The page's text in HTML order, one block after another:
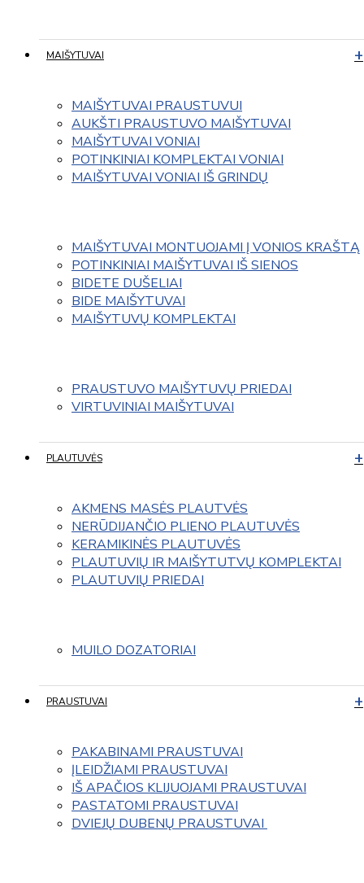
MAIŠYTUVAI
MAIŠYTUVAI PRAUSTUVUI
AUKŠTI PRAUSTUVO MAIŠYTUVAI
MAIŠYTUVAI VONIAI
POTINKINIAI KOMPLEKTAI VONIAI
MAIŠYTUVAI VONIAI IŠ GRINDŲ
MAIŠYTUVAI MONTUOJAMI Į VONIOS KRAŠTĄ
POTINKINIAI MAIŠYTUVAI IŠ SIENOS
BIDETE DUŠELIAI
BIDE MAIŠYTUVAI
MAIŠYTUVŲ KOMPLEKTAI
PRAUSTUVO MAIŠYTUVŲ PRIEDAI
VIRTUVINIAI MAIŠYTUVAI
PLAUTUVĖS
AKMENS MASĖS PLAUTVĖS
NERŪDIJANČIO PLIENO PLAUTUVĖS
KERAMIKINĖS PLAUTUVĖS
PLAUTUVIŲ IR MAIŠYTUTVŲ KOMPLEKTAI
PLAUTUVIŲ PRIEDAI
MUILO DOZATORIAI
PRAUSTUVAI
PAKABINAMI PRAUSTUVAI
ĮLEIDŽIAMI PRAUSTUVAI
IŠ APAČIOS KLIJUOJAMI PRAUSTUVAI
PASTATOMI PRAUSTUVAI
DVIEJŲ DUBENŲ PRAUSTUVAI